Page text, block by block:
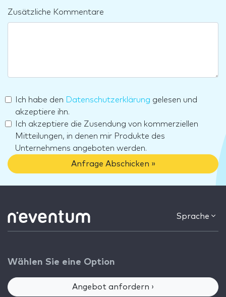
Zusätzliche Kommentare
Ich habe den Datenschutzerklärung gelesen und
akzeptiere ihn.
Ich akzeptiere die Zusendung von kommerziellen
Mitteilungen, in denen mir Produkte des
Unternehmens angeboten werden.
Anfrage Abschicken »
Sprache
Wählen Sie eine Option
Angebot anfordern ›